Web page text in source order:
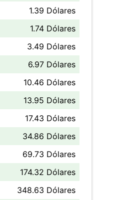
1.39 Dólares
1.74 Dólares
3.49 Dólares
6.97 Dólares
10.46 Dólares
13.95 Dólares
17.43 Dólares
34.86 Dólares
69.73 Dólares
174.32 Dólares
348.63 Dólares